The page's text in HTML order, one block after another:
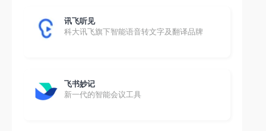
讯飞听见
科大讯飞旗下智能语音转文字及翻译品牌
飞书妙记
新一代的智能会议工具